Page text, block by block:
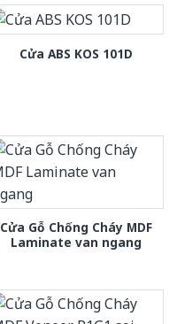
Cửa ABS KOS 101D
Cửa Gỗ Chống Cháy MDF
Laminate van ngang